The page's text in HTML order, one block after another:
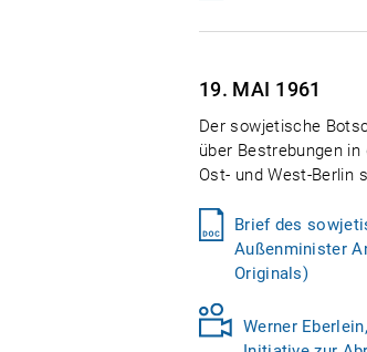
19. MAI 1961
Der sowjetische
über Bestrebungen
Ost- und West-Berlin
Brief des
Außenminister
Originals)
Werner